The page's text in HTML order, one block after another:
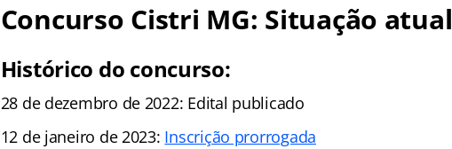
Concurso Cistri MG: Situação atual
Histórico do concurso:
28 de dezembro de 2022: Edital publicado
12 de janeiro de 2023: Inscrição prorrogada